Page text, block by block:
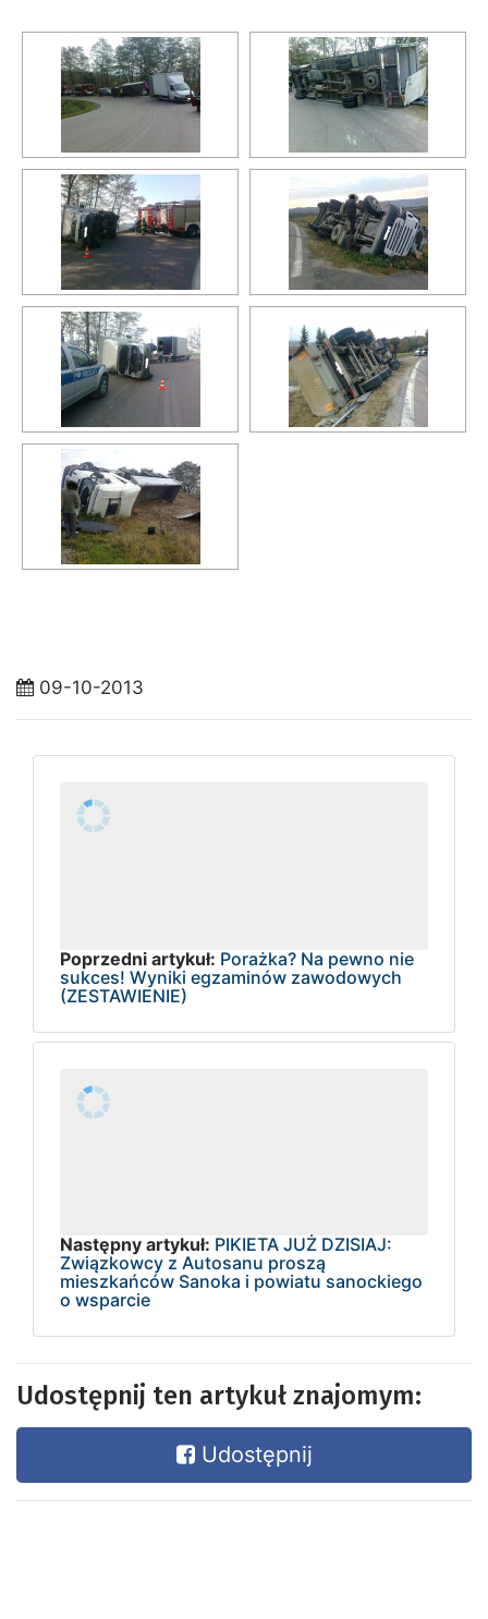
09-10-2013
Poprzedni artykuł: Porażka? Na pewno nie
sukces! Wyniki egzaminów zawodowych
(ZESTAWIENIE)
Następny artykuł: PIKIETA JUŻ DZISIAJ:
Związkowcy z Autosanu proszą
mieszkańców Sanoka i powiatu sanockiego
o wsparcie
Udostępnij ten artykuł znajomym:
Udostępnij